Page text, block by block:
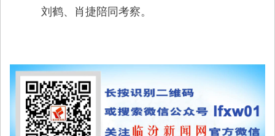
刘鹤、肖捷陪同考察。